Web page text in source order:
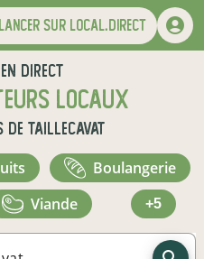
sur local.direct
direct
locaux
de Taillecavat
boulangerie
viande +5